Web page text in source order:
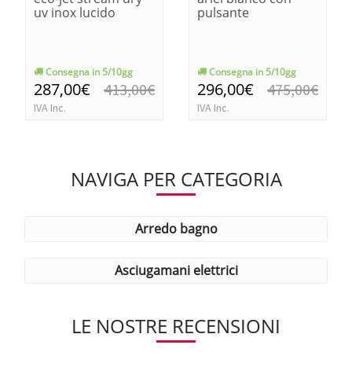
uv inox lucido
Consegna in 5/10gg
287,00€
IVA Inc.
413,00€
pulsante
Consegna in 5/10gg
296,00€
IVA Inc.
475,00€
NAVIGA PER CATEGORIA
arredo bagno
asciugamani elettrici
LE NOSTRE RECENSIONI